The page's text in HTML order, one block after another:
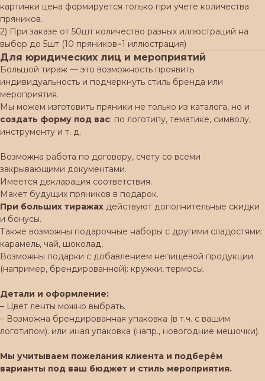
картинки цена формируется только при учете количества
пряников.
2) При заказе от 50шт количество разных иллюстраций на
выбор до 5шт (10 пряников=1 иллюстрация)
Для юридических лиц и мероприятий
Большой тираж — это возможность проявить
индивидуальность и подчеркнуть стиль бренда или
мероприятия.
Мы можем изготовить пряники не только из каталога, но и
создать форму под вас: по логотипу, тематике, символу,
инструменту и т. д.
Возможна работа по договору, счету со всеми
закрывающими документами.
Имеется декларация соответствия.
Макет будущих пряников в подарок.
При больших тиражах действуют дополнительные скидки
и бонусы.
Также возможны подарочные наборы с другими сладостями:
карамель, чай, шоколад,
Возможны подарки с добавлением непищевой продукции
(например, брендированной): кружки, термосы.
Детали и оформление:
– Цвет ленты можно выбрать.
– Возможна брендированная упаковка (в т.ч. с вашим
логотипом). или иная упаковка (напр., новогодние мешочки).
Мы учитываем пожелания клиента и подберём
варианты под ваш бюджет и стиль мероприятия.